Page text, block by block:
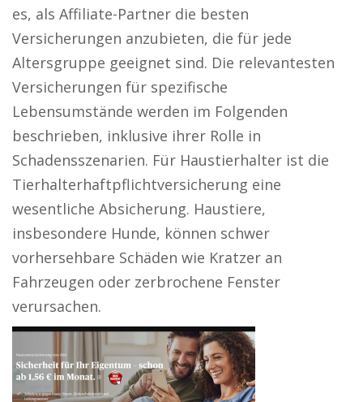
es, als Affiliate-Partner die besten
Versicherungen anzubieten, die für jede
Altersgruppe geeignet sind. Die relevantesten
Versicherungen für spezifische
Lebensumstände werden im Folgenden
beschrieben, inklusive ihrer Rolle in
Schadensszenarien. Für Haustierhalter ist die
Tierhalterhaftpflichtversicherung eine
wesentliche Absicherung. Haustiere,
insbesondere Hunde, können schwer
vorhersehbare Schäden wie Kratzer an
Fahrzeugen oder zerbrochene Fenster
verursachen.